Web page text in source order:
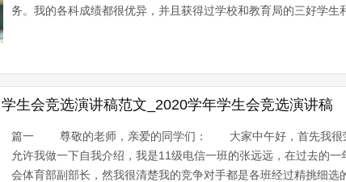
务。我的各科成绩都很优异，并且获得过学校和教育局的三好学生
学生会竞选演讲稿范文_2020学年学生会竞选演讲稿
篇一 尊敬的老师，亲爱的同学们： 大家中午好，首先我很荣
允许我做一下自我介绍，我是11级电信一班的张远远，在过去的
会体育部副部长，然我很清楚我的竞争对手都是各班经过精挑细选